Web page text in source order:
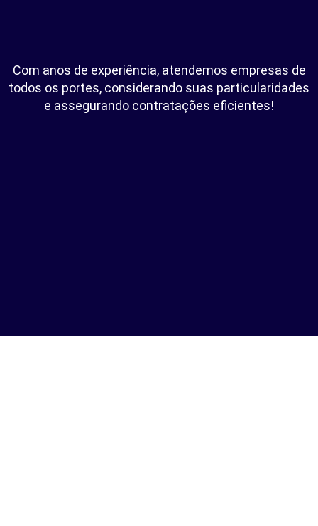
Com anos de experiência, atendemos empresas de
todos os portes, considerando suas particularidades
e assegurando contratações eficientes!